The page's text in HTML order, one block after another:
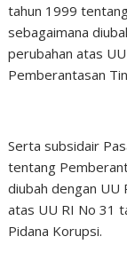
tahun 1999
sebagaimana
perubahan atas
Pemberantasan
Serta subsidair
tentang
diubah dengan
atas UU RI No 31
Pidana Korupsi.